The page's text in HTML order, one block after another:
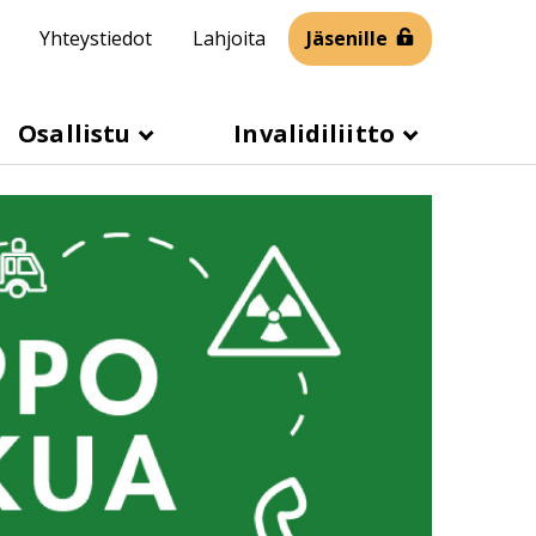
Yhteystiedot Lahjoita Jäsenille
Osallistu Invalidiliitto